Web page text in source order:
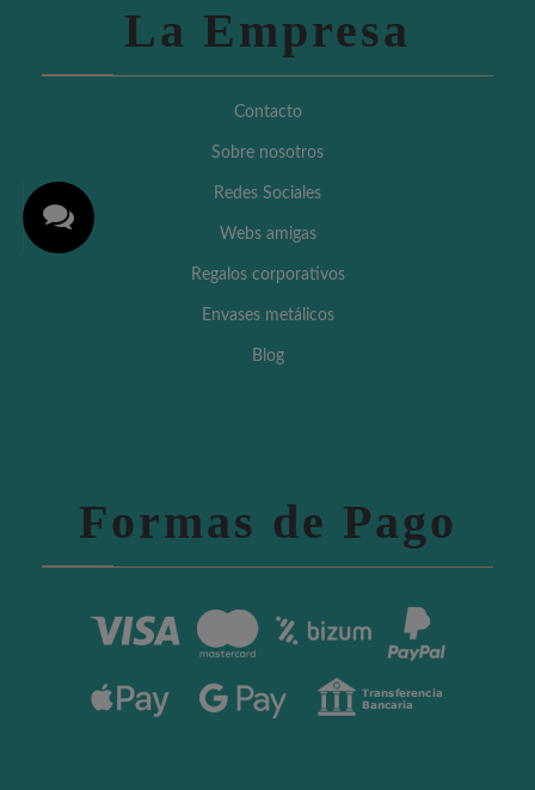
La Empresa
Contacto
Sobre nosotros
Redes Sociales
Webs amigas
Regalos corporativos
Envases metálicos
Blog
Formas de Pago